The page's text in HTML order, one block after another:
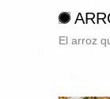
El arroz